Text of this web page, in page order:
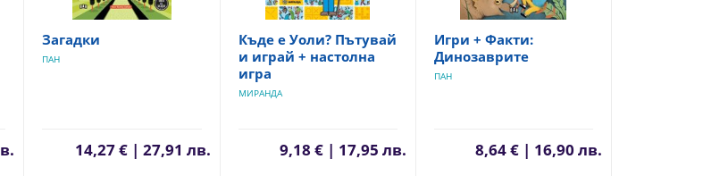
Загадки
ПАН
14,27 € | 27,91 лв.
Къде е Уоли? Пътувай
и играй + настолна
игра
МИРАНДА
9,18 € | 17,95 лв.
Игри + Факти:
Динозаврите
ПАН
8,64 € | 16,90 лв.